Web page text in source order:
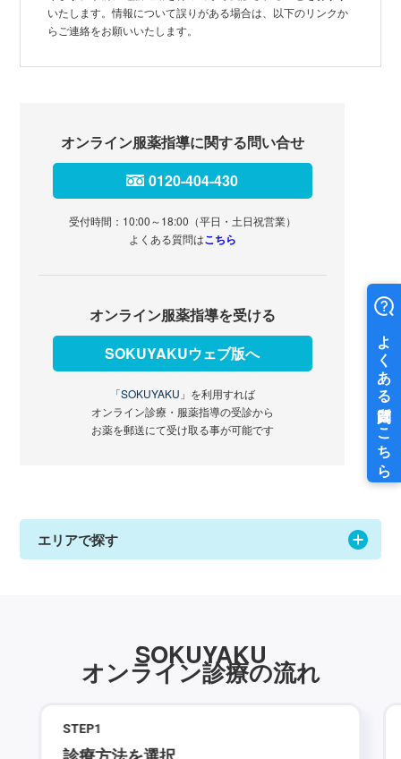
いたします。情報について誤りがある場合は、以下のリンクか
らご連絡をお願いいたします。
オンライン服薬指導に関する問い合せ
0120-404-430
受付時間：10:00～18:00（平日・土日祝営業）
よくある質問はこちら
オンライン服薬指導を受ける
SOKUYAKUウェブ版へ
「SOKUYAKU」 を利用すれば
オンライン診療・服薬指導の受診から
お薬を郵送にて受け取る事が可能です
エリアで探す
SOKUYAKU
オンライン診療の流れ
STEP1